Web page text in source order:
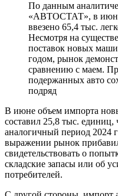
По данным
«АВТОСТАТ», в
ввезено 65,4 тыс.
Несмотря на
поставок новых
годом, рынок
сравнению с маем.
подержанных авто
подряд
В июне объем импорта
составил 25,8 тыс.
аналогичный период 2024
выражении рынок
свидетельствовать о
складские запасы или об
потребителей.